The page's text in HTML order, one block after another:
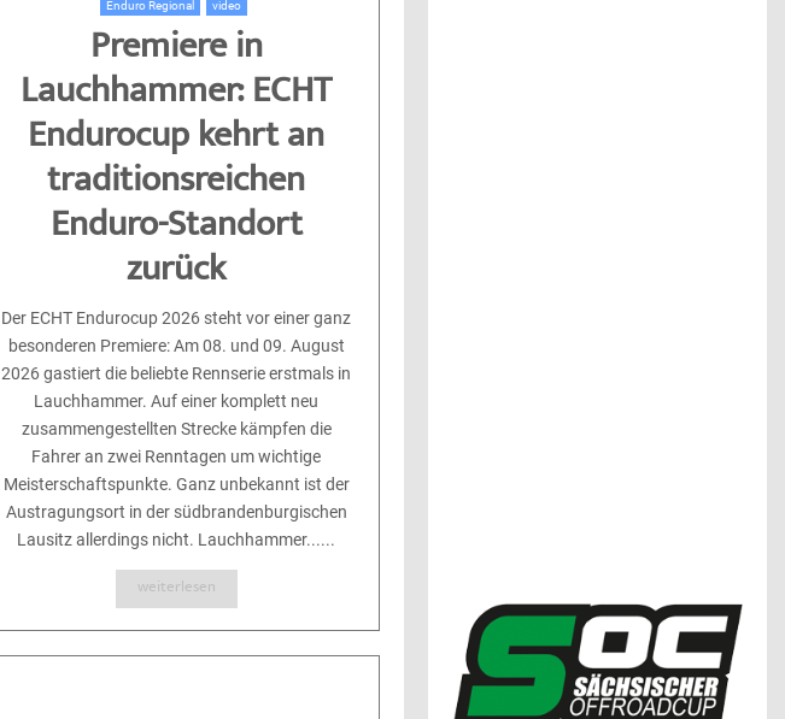
Enduro Regional video
Premiere in
Lauchhammer: ECHT
Endurocup kehrt an
traditionsreichen
Enduro-Standort
zurück
Der ECHT Endurocup 2026 steht vor einer ganz
besonderen Premiere: Am 08. und 09. August
2026 gastiert die beliebte Rennserie erstmals in
Lauchhammer. Auf einer komplett neu
zusammengestellten Strecke kämpfen die
Fahrer an zwei Renntagen um wichtige
Meisterschaftspunkte. Ganz unbekannt ist der
Austragungsort in der südbrandenburgischen
Lausitz allerdings nicht. Lauchhammer......
weiterlesen